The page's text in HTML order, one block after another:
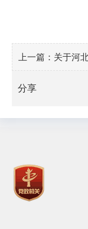
上一篇： 关于河
分享